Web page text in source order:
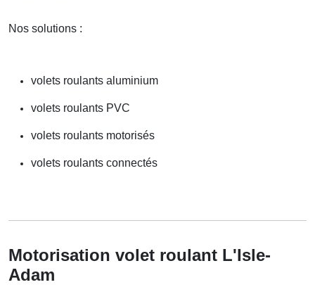
Nos solutions :
volets roulants aluminium
volets roulants PVC
volets roulants motorisés
volets roulants connectés
Motorisation volet roulant L'Isle-
Adam